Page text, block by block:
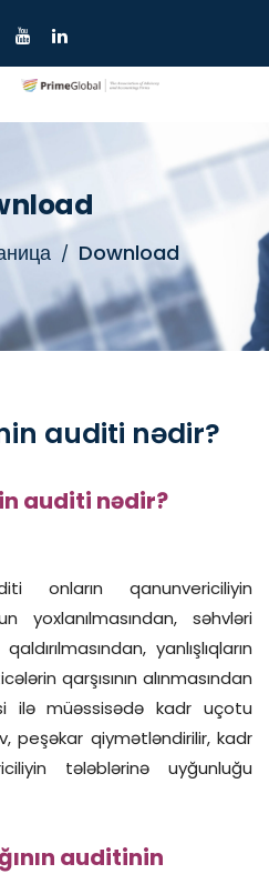
Download
auditi nədir?
auditi nədir?
onların qanunvericiliyin
yoxlanılmasından, səhvləri
qaldırılmasından, yanlışlıqların
qarşısının alınmasından
ilə müəssisədə kadr uçotu
peşəkar qiymətləndirilir, kadr
tələblərinə uyğunluğu
auditinin